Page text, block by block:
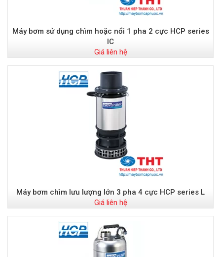
Máy bơm sử dụng chìm hoặc nổi 1 pha 2 cực HCP series
IC
Giá liên hệ
Máy bơm chìm lưu lượng lớn 3 pha 4 cực HCP series L
Giá liên hệ